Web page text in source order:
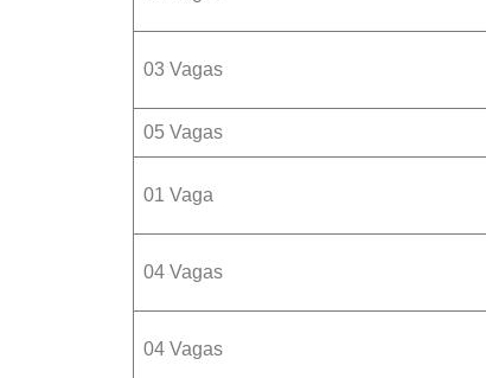
03 Vagas
05 Vagas
01 Vaga
04 Vagas
04 Vagas